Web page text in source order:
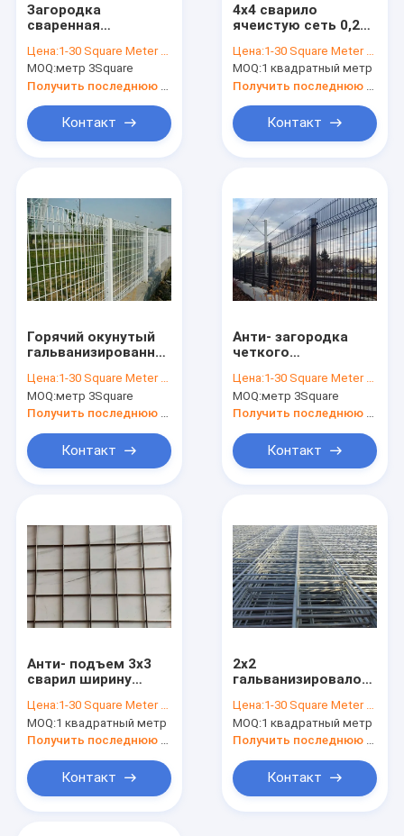
продукты
О Компании
Контакты
Сваренная ячеистая сеть
Ячеистая сеть волнистой проволки
Ткань провода нержавеющей стали
Загородка
сваренная
безопасностью
отверстия 358
прямоугольника
анти-
Цена:1-30 Square Meter $2/Square Meter >30 Square Meters $1/Square Meter
MOQ:метр 3Square
Контакт
4x4 сварило
ячеистую сеть 0,250
для моста/сада
Цена:1-30 Square Meter $5/Square Meter
MOQ:1 квадратный метр
Контакт
Горячий окунутый
гальванизированный
ячеистую сеть,
проволочную
изгородь верхней
Цена:1-30 Square Meter $2/Square Meter >30 Square Meters $1/Square Meter
MOQ:метр 3Square
Получить последнюю цену
Контакт
Анти- загородка
четкого
подъема,
ограждать
безопасности 4mm
Цена:1-30 Square Meter $2/Square Meter >30 Square Meters $1/Square Meter
MOQ:метр 3Square
Получить последнюю цену
Контакт
Анти- подъем 3x3
сварил ширину
отверстия 0.5-2m
загородки ячеистой
сети
Цена:1-30 Square Meter $5/Square Meter
MOQ:1 квадратный метр
Получить последнюю цену
Контакт
2x2
гальванизировало
ячеистую сеть для
земледелия/
конструкции
Цена:1-30 Square Meter $5/Square Meter >30 Square Meters $3/Square Meter
MOQ:1 квадратный метр
Получить последнюю цену
Контакт